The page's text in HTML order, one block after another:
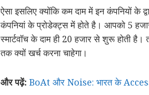
ऐसा इसलिए क्योंकि कम दाम में इन कंपनियों के
कंपनियां के प्रोडेक्ट्स में होते है। आपको 5
स्मार्टवॉच के दाम ही 20 हजार से शुरू होती
तक क्यों खर्च करना चाहेगा।
और पढ़ें: BoAt और Noise: भारत के